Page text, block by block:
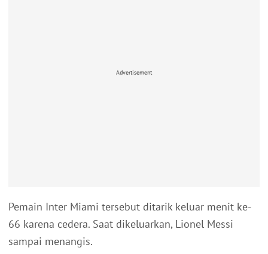
Advertisement
Pemain Inter Miami tersebut ditarik keluar menit ke-
66 karena cedera. Saat dikeluarkan, Lionel Messi
sampai menangis.